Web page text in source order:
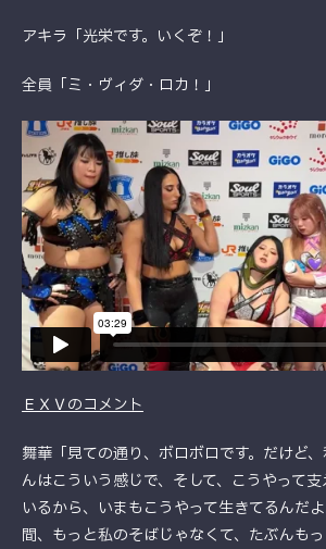
アキラ「光栄です。いくぞ！」
全員「ミ・ヴィダ・ロカ！」
ＥＸＶのコメント
舞華「見ての通り、ボロボロです。だけど
んはこういう感じで、そして、こうやって
いるから、いまもこうやって生きてるんだ
間、もっと私のそばじゃなくて、たぶんも